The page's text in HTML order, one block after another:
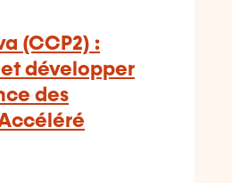
(CCP2) :
développer
des